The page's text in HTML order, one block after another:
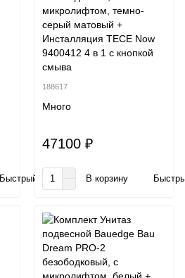
Быстрый заказ
микролифтом, темно-
серый матовый +
Инсталляция TECE Now
9400412 4 в 1 с кнопкой
смыва
188617
Много
47100 ₽
В корзину